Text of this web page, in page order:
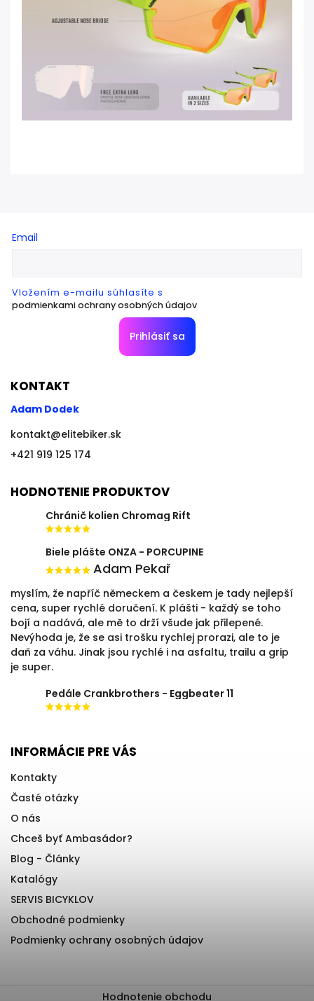
Email
Vložením e-mailu súhlasíte s
podmienkami ochrany osobných údajov
Prihlásiť sa
KONTAKT
Adam Dodek
kontakt@elitebiker.sk
+421 919 125 174
HODNOTENIE PRODUKTOV
Chránič kolien Chromag Rift
Biele plášte ONZA - PORCUPINE
Adam Pekař
myslím, že napříč německem a českem je tady nejlepší
cena, super rychlé doručení. K plášti - každý se toho
bojí a nadává, ale mě to drží všude jak přilepené.
Nevýhoda je, že se asi trošku rychlej prorazi, ale to je
daň za váhu. Jinak jsou rychlé i na asfaltu, trailu a grip
je super.
Pedále Crankbrothers - Eggbeater 11
INFORMÁCIE PRE VÁS
Kontakty
Časté otázky
O nás
Chceš byť Ambasádor?
Blog - Články
Katalógy
SERVIS BICYKLOV
Obchodné podmienky
Podmienky ochrany osobných údajov
Hodnotenie obchodu